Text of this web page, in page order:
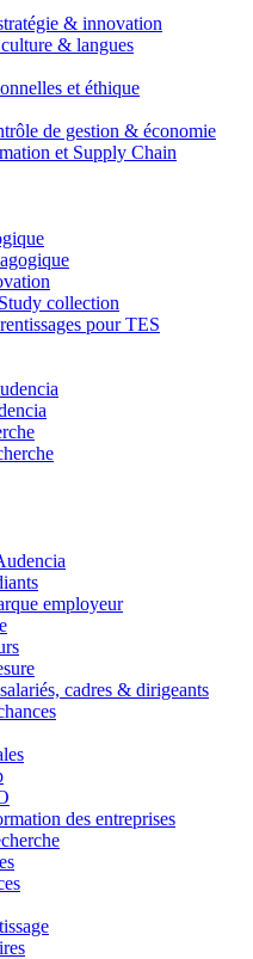
& innovation
& langues
et éthique
de gestion & économie
et Supply Chain
collection
pour TES
employeur
cadres & dirigeants
des entreprises